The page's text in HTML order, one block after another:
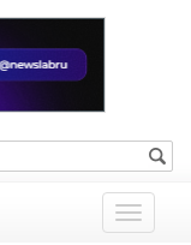
Показать
меню